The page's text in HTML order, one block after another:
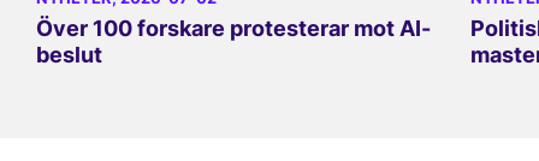
Över 100 forskare protesterar mot AI-
beslut